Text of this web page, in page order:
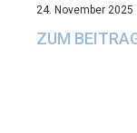
24. November 2025
ZUM